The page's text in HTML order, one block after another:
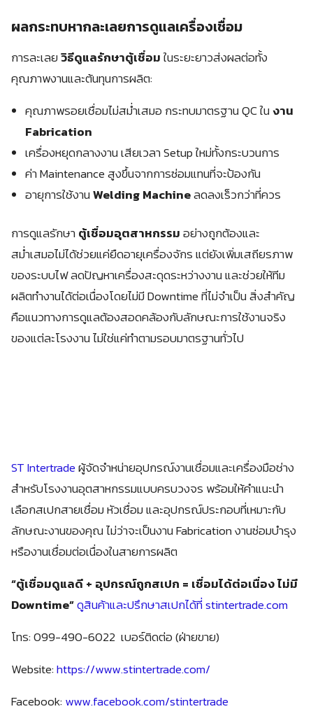
ผลกระทบหากละเลยการดูแลเครื่องเชื่อม
การละเลยวิธีดูแลรักษาตู้เชื่อมในระยะยาวส่งผลต่อทั้ง
คุณภาพงานและต้นทุนการผลิต:
คุณภาพรอยเชื่อมไม่สม่ำเสมอ กระทบมาตรฐาน QC ในงาน
Fabrication
เครื่องหยุดกลางงาน เสียเวลา Setup ใหม่ทั้งกระบวนการ
ค่า Maintenance สูงขึ้นจากการซ่อมแทนที่จะป้องกัน
อายุการใช้งานWelding Machineลดลงเร็วกว่าที่ควร
การดูแลรักษาตู้เชื่อมอุตสาหกรรมอย่างถูกต้องและ
สม่ำเสมอไม่ได้ช่วยแค่ยืดอายุเครื่องจักร แต่ยังเพิ่มเสถียรภาพ
ของระบบไฟ ลดปัญหาเครื่องสะดุดระหว่างงาน และช่วยให้ทีม
ผลิตทำงานได้ต่อเนื่องโดยไม่มี Downtime ที่ไม่จำเป็น สิ่งสำคัญ
คือแนวทางการดูแลต้องสอดคล้องกับลักษณะการใช้งานจริง
ของแต่ละโรงงาน ไม่ใช่แค่ทำตามรอบมาตรฐานทั่วไป
ST Intertradeผู้จัดจำหน่ายอุปกรณ์งานเชื่อมและเครื่องมือช่าง
สำหรับโรงงานอุตสาหกรรมแบบครบวงจร พร้อมให้คำแนะนำ
เลือกสเปกสายเชื่อม หัวเชื่อม และอุปกรณ์ประกอบที่เหมาะกับ
ลักษณะงานของคุณ ไม่ว่าจะเป็นงาน Fabrication งานซ่อมบำรุง
หรืองานเชื่อมต่อเนื่องในสายการผลิต
“ตู้เชื่อมดูแลดี + อุปกรณ์ถูกสเปก = เชื่อมได้ต่อเนื่อง ไม่มี
Downtime”ดูสินค้าและปรึกษาสเปกได้ที่ stintertrade.com
โทร: 099-490-6022 เบอร์ติดต่อ (ฝ่ายขาย)
Website:https://www.stintertrade.com/
Facebook:www.facebook.com/stintertrade